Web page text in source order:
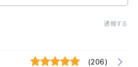
通報する
(206)